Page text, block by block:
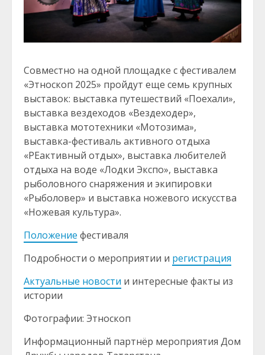
Совместно на одной площадке с фестивалем
«Этноскоп 2025» пройдут еще семь крупных
выставок: выставка путешествий «Поехали»,
выставка вездеходов «Вездеходер»,
выставка мототехники «Мотозима»,
выставка-фестиваль активного отдыха
«РЕактивный отдых», выставка любителей
отдыха на воде «Лодки Экспо», выставка
рыболовного снаряжения и экипировки
«Рыболовер» и выставка ножевого искусства
«Ножевая культура».
Положение фестиваля
Подробности о мероприятии и регистрация
Актуальные новости и интересные факты из
истории
Фотографии: Этноскоп
Информационный партнёр мероприятия Дом